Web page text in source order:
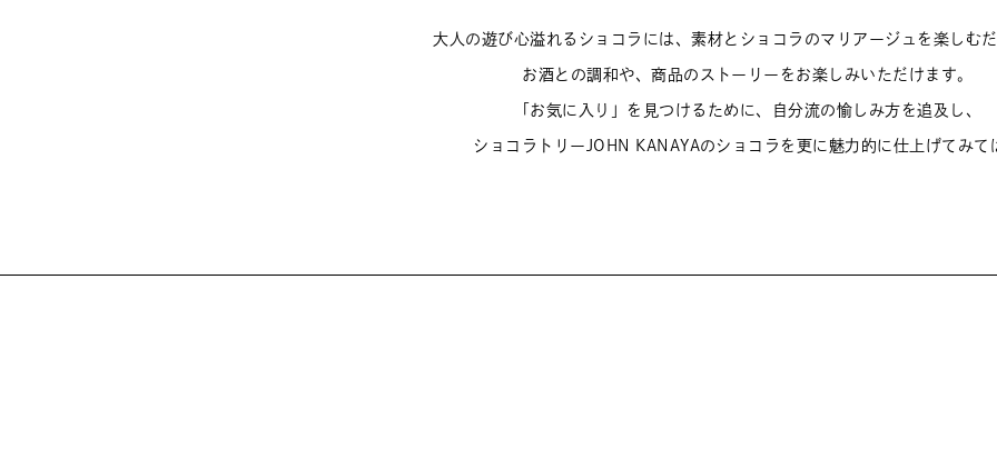
大人の遊び心溢れるショコラには、素材とショコラのマリアージュを楽しむ
お酒との調和や、商品のストーリーをお楽しみいただけます。
「お気に入り」を見つけるために、自分流の愉しみ方を追及し、
ショコラトリーJOHN KANAYAのショコラを更に魅力的に仕上げてみて